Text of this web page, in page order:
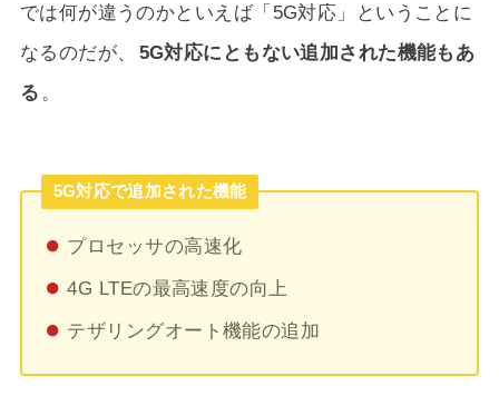
では何が違うのかといえば「5G対応」ということに
なるのだが、
5G対応にともない追加された機能もあ
る 。
5G対応で追加された機能
プロセッサの高速化
4G LTEの最高速度の向上
テザリングオート機能の追加